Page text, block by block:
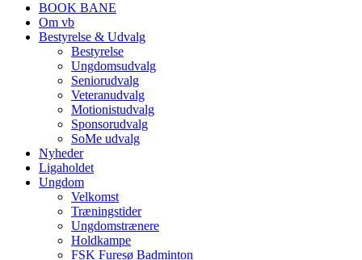
BOOK BANE
Om vb
Bestyrelse & Udvalg
Bestyrelse
Ungdomsudvalg
Seniorudvalg
Veteranudvalg
Motionistudvalg
Sponsorudvalg
SoMe udvalg
Nyheder
Ligaholdet
Ungdom
Velkomst
Træningstider
Ungdomstrænere
Holdkampe
FSK Furesø Badminton